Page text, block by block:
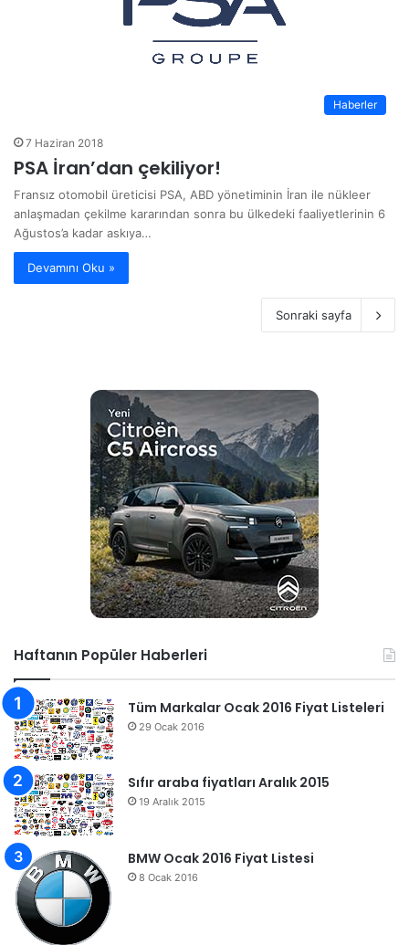
Haberler
7 Haziran 2018
PSA İran’dan çekiliyor!
Fransız otomobil üreticisi PSA, ABD yönetiminin İran ile nükleer
anlaşmadan çekilme kararından sonra bu ülkedeki faaliyetlerinin 6
Ağustos’a kadar askıya…
Devamını Oku »
Sonraki sayfa
Haftanın Popüler Haberleri
Tüm Markalar Ocak 2016 Fiyat Listeleri
29 Ocak 2016
Sıfır araba fiyatları Aralık 2015
19 Aralık 2015
BMW Ocak 2016 Fiyat Listesi
8 Ocak 2016